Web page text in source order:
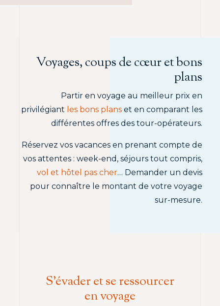
Voyages, coups de cœur et bons
plans
Partir en voyage au meilleur prix en
privilégiant les bons plans et en comparant les
différentes offres des tour-opérateurs.
Réservez vos vacances en prenant compte de
vos attentes : week-end, séjours tout compris,
vol et hôtel pas cher… Demander un devis
pour connaître le montant de votre voyage
sur-mesure.
S’évader et se ressourcer
en voyage